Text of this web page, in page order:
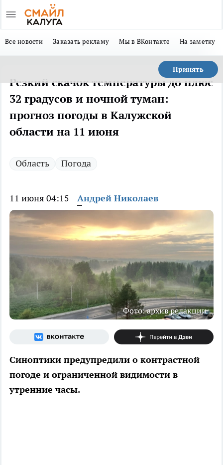
Все новости Заказать рекламу Мы в ВКонтакте На заметку
Принять
Резкий скачок температуры до плюс
32 градусов и ночной туман:
прогноз погоды в Калужской
области на 11 июня
Область Погода
11 июня 04:15 Андрей Николаев
Фото: архив редакции
Синоптики предупредили о контрастной
погоде и ограниченной видимости в
утренние часы.